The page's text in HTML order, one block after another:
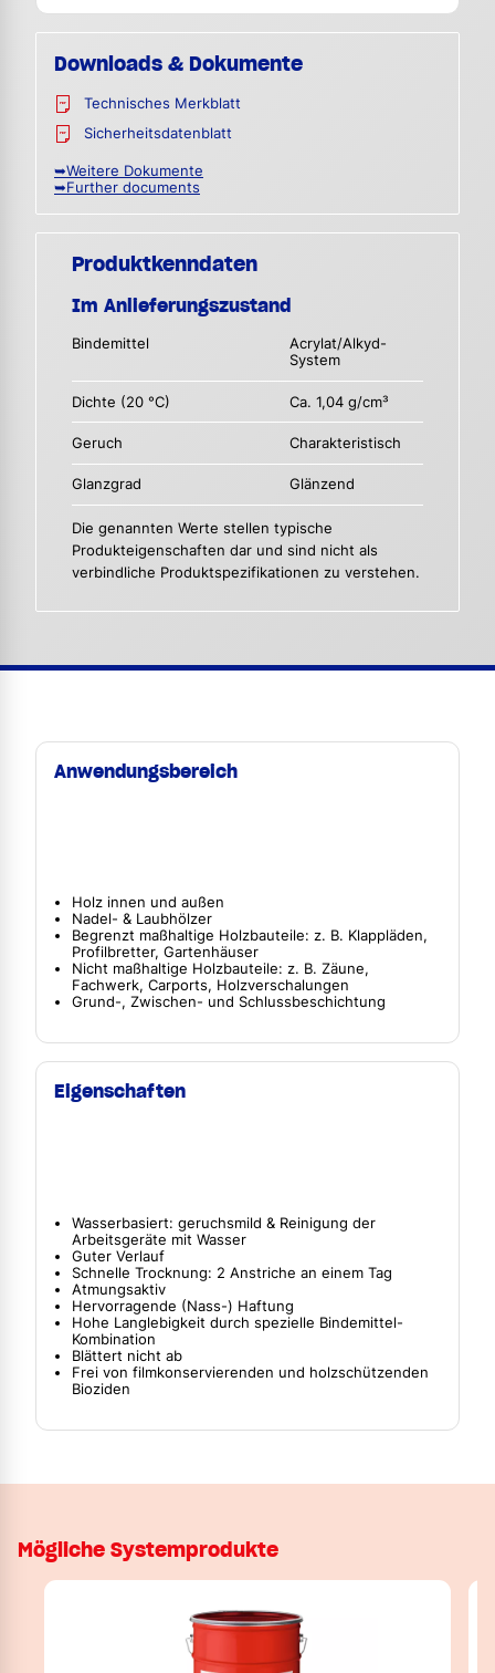
Downloads & Dokumente
Technisches Merkblatt
Sicherheitsdatenblatt
➥Weitere Dokumente
➥Further documents
Produktkenndaten
Im Anlieferungszustand
Bindemittel
Acrylat/Alkyd-
System
Dichte (20 °C) Ca. 1,04 g/cm³
Geruch Charakteristisch
Glanzgrad Glänzend
Die genannten Werte stellen typische
Produkteigenschaften dar und sind nicht als
verbindliche Produktspezifikationen zu verstehen.
Anwendungsbereich
Holz innen und außen
Nadel- & Laubhölzer
Begrenzt maßhaltige Holzbauteile: z. B. Klappläden,
Profilbretter, Gartenhäuser
Nicht maßhaltige Holzbauteile: z. B. Zäune,
Fachwerk, Carports, Holzverschalungen
Grund-, Zwischen- und Schlussbeschichtung
Eigenschaften
Wasserbasiert: geruchsmild & Reinigung der
Arbeitsgeräte mit Wasser
Guter Verlauf
Schnelle Trocknung: 2 Anstriche an einem Tag
Atmungsaktiv
Hervorragende (Nass-) Haftung
Hohe Langlebigkeit durch spezielle Bindemittel-
Kombination
Blättert nicht ab
Frei von filmkonservierenden und holzschützenden
Bioziden
Mögliche Systemprodukte